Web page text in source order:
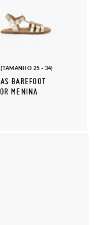
(TAMANHO 25 - 34)
BAREFOOT
MENINA